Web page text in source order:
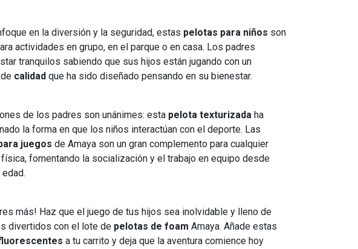
en la diversión y la seguridad, estas pelotas para niños son
actividades en grupo, en el parque o en casa. Los padres
tranquilos sabiendo que sus hijos están jugando con un
calidad que ha sido diseñado pensando en su bienestar.
de los padres son unánimes: esta pelota texturizada ha
la forma en que los niños interactúan con el deporte. Las
juegos de Amaya son un gran complemento para cualquier
fomentando la socialización y el trabajo en equipo desde
más! Haz que el juego de tus hijos sea inolvidable y lleno de
divertidos con el lote de pelotas de foam Amaya. Añade estas
a tu carrito y deja que la aventura comience hoy